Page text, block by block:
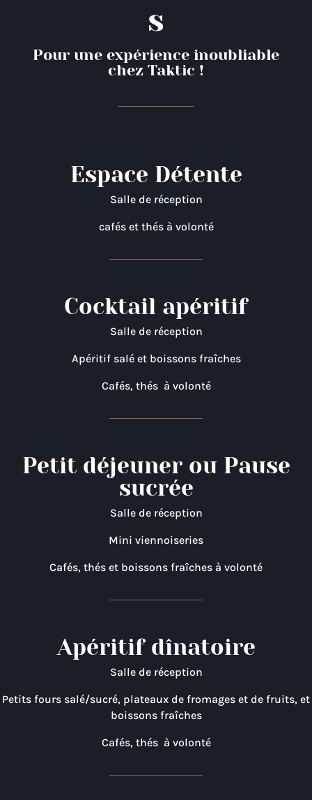
s
Pour une expérience inoubliable
chez Taktic !
Espace Détente
Salle de réception
cafés et thés à volonté
Cocktail apéritif
Salle de réception
Apéritif salé et boissons fraîches
Cafés, thés à volonté
Petit déjeuner ou Pause
sucrée
Salle de réception
Mini viennoiseries
Cafés, thés et boissons fraîches à volonté
Apéritif dînatoire
Salle de réception
Petits fours salé/sucré, plateaux de fromages et de fruits, et
boissons fraîches
Cafés, thés à volonté